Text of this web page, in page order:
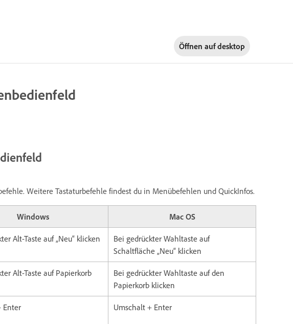
Öffnen aufdesktop
Weitere Tastaturbefehle findest du in Menübefehlen und QuickInfos.
Windows Mac OS
Alt-Taste auf „Neu“ klicken
Bei gedrückter Wahltaste auf
Schaltfläche „Neu“ klicken
Alt-Taste auf Papierkorb
Bei gedrückter Wahltaste auf den
Papierkorb klicken
Enter Umschalt + Enter